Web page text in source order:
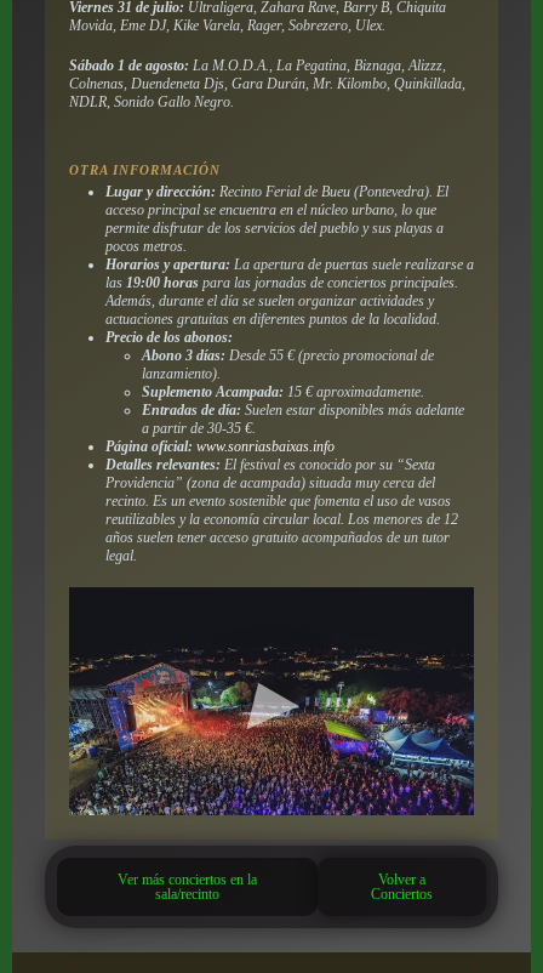
Viernes 31 de julio: Ultraligera, Zahara Rave, Barry B, Chiquita
Movida, Eme DJ, Kike Varela, Rager, Sobrezero, Ulex.
Sábado 1 de agosto: La M.O.D.A., La Pegatina, Biznaga, Alizzz,
Colnenas, Duendeneta Djs, Gara Durán, Mr. Kilombo, Quinkillada,
NDLR, Sonido Gallo Negro.
OTRA INFORMACIÓN
Lugar y dirección: Recinto Ferial de Bueu (Pontevedra). El
acceso principal se encuentra en el núcleo urbano, lo que
permite disfrutar de los servicios del pueblo y sus playas a
pocos metros.
Horarios y apertura: La apertura de puertas suele realizarse a
las 19:00 horaspara las jornadas de conciertos principales.
Además, durante el día se suelen organizar actividades y
actuaciones gratuitas en diferentes puntos de la localidad.
Precio de los abonos:
Abono 3 días: Desde 55 € (precio promocional de
lanzamiento).
Suplemento Acampada: 15 € aproximadamente.
Entradas de día: Suelen estar disponibles más adelante
a partir de 30-35 €.
Página oficial: www.sonriasbaixas.info
Detalles relevantes: El festival es conocido por su “Sexta
Providencia” (zona de acampada) situada muy cerca del
recinto. Es un evento sostenible que fomenta el uso de vasos
reutilizables y la economía circular local. Los menores de 12
años suelen tener acceso gratuito acompañados de un tutor
legal.
Ver más conciertos en la
sala/recinto
Volver a
Conciertos